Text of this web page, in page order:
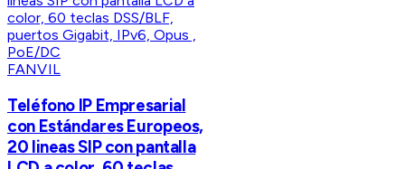
FANVIL
Teléfono IP Empresarial
con Estándares Europeos,
20 lineas SIP con pantalla